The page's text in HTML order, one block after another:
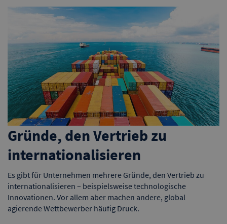
Gründe, den Vertrieb zu
internationalisieren
Es gibt für Unternehmen mehrere Gründe, den Vertrieb zu
internationalisieren – beispielsweise technologische
Innovationen. Vor allem aber machen andere, global
agierende Wettbewerber häufig Druck.